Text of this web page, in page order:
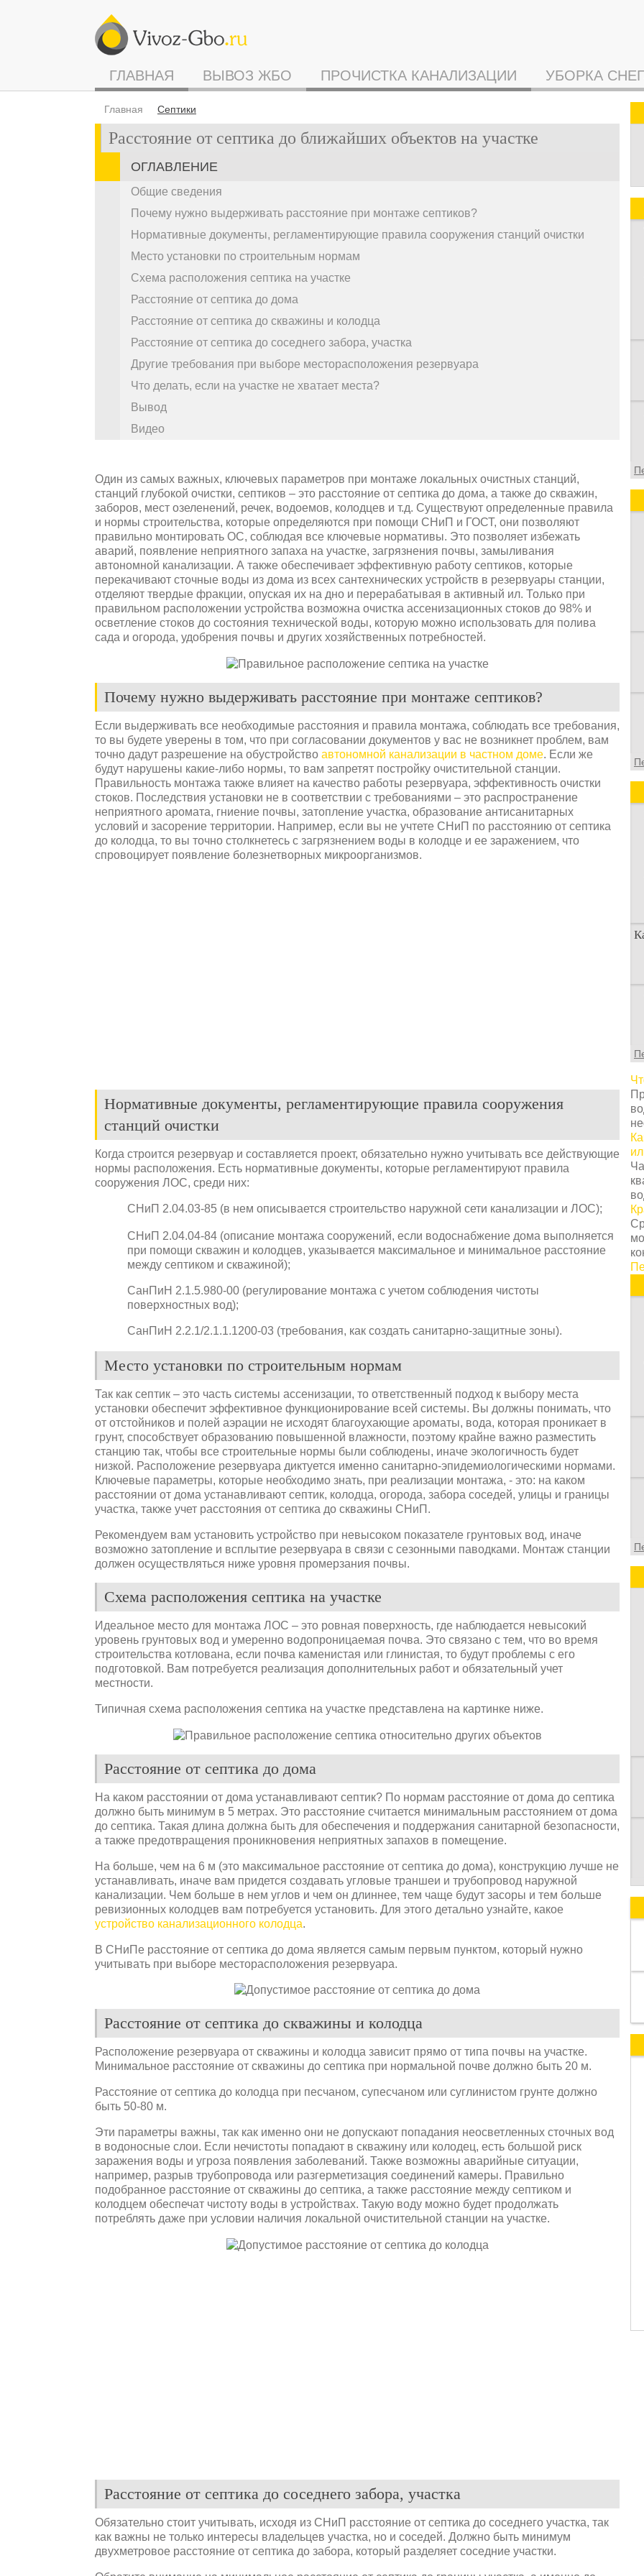
ГЛАВНАЯ ВЫВОЗ ЖБО ПРОЧИСТКА КАНАЛИЗАЦИИ УБОРКА
Главная Септики
Расстояние от септика до ближайших объектов на участке
ОГЛАВЛЕНИЕ
Общие сведения
Почему нужно выдерживать расстояние при монтаже септиков?
Нормативные документы, регламентирующие правила сооружения станций очистки
Место установки по строительным нормам
Схема расположения септика на участке
Расстояние от септика до дома
Расстояние от септика до скважины и колодца
Расстояние от септика до соседнего забора, участка
Другие требования при выборе месторасположения резервуара
Что делать, если на участке не хватает места?
Вывод
Видео
Один из самых важных, ключевых параметров при монтаже локальных очистных станций,
станций глубокой очистки, септиков – это расстояние от септика до дома, а также до скважин,
заборов, мест озеленений, речек, водоемов, колодцев и т.д. Существуют определенные правила
и нормы строительства, которые определяются при помощи СНиП и ГОСТ, они позволяют
правильно монтировать ОС, соблюдая все ключевые нормативы. Это позволяет избежать
аварий, появление неприятного запаха на участке, загрязнения почвы, замыливания
автономной канализации. А также обеспечивает эффективную работу септиков, которые
перекачивают сточные воды из дома из всех сантехнических устройств в резервуары станции,
отделяют твердые фракции, опуская их на дно и перерабатывая в активный ил. Только при
правильном расположении устройства возможна очистка ассенизационных стоков до 98% и
осветление стоков до состояния технической воды, которую можно использовать для полива
сада и огорода, удобрения почвы и других хозяйственных потребностей.
Почему нужно выдерживать расстояние при монтаже септиков?
Если выдерживать все необходимые расстояния и правила монтажа, соблюдать все требования,
то вы будете уверены в том, что при согласовании документов у вас не возникнет проблем, вам
точно дадут разрешение на обустройство автономной канализации в частном доме. Если же
будут нарушены какие-либо нормы, то вам запретят постройку очистительной станции.
Правильность монтажа также влияет на качество работы резервуара, эффективность очистки
стоков. Последствия установки не в соответствии с требованиями – это распространение
неприятного аромата, гниение почвы, затопление участка, образование антисанитарных
условий и засорение территории. Например, если вы не учтете СНиП по расстоянию от септика
до колодца, то вы точно столкнетесь с загрязнением воды в колодце и ее заражением, что
спровоцирует появление болезнетворных микроорганизмов.
Нормативные документы, регламентирующие правила сооружения
станций очистки
Когда строится резервуар и составляется проект, обязательно нужно учитывать все действующие
нормы расположения. Есть нормативные документы, которые регламентируют правила
сооружения ЛОС, среди них:
СНиП 2.04.03-85 (в нем описывается строительство наружной сети канализации и ЛОС);
СНиП 2.04.04-84 (описание монтажа сооружений, если водоснабжение дома выполняется
при помощи скважин и колодцев, указывается максимальное и минимальное расстояние
между септиком и скважиной);
СанПиН 2.1.5.980-00 (регулирование монтажа с учетом соблюдения чистоты
поверхностных вод);
СанПиН 2.2.1/2.1.1.1200-03 (требования, как создать санитарно-защитные зоны).
Место установки по строительным нормам
Так как септик – это часть системы ассенизации, то ответственный подход к выбору места
установки обеспечит эффективное функционирование всей системы. Вы должны понимать, что
от отстойников и полей аэрации не исходят благоухающие ароматы, вода, которая проникает в
грунт, способствует образованию повышенной влажности, поэтому крайне важно разместить
станцию так, чтобы все строительные нормы были соблюдены, иначе экологичность будет
низкой. Расположение резервуара диктуется именно санитарно-эпидемиологическими нормами.
Ключевые параметры, которые необходимо знать, при реализации монтажа, - это: на каком
расстоянии от дома устанавливают септик, колодца, огорода, забора соседей, улицы и границы
участка, также учет расстояния от септика до скважины СНиП.
Рекомендуем вам установить устройство при невысоком показателе грунтовых вод, иначе
возможно затопление и всплытие резервуара в связи с сезонными паводками. Монтаж станции
должен осуществляться ниже уровня промерзания почвы.
Схема расположения септика на участке
Идеальное место для монтажа ЛОС – это ровная поверхность, где наблюдается невысокий
уровень грунтовых вод и умеренно водопроницаемая почва. Это связано с тем, что во время
строительства котлована, если почва каменистая или глинистая, то будут проблемы с его
подготовкой. Вам потребуется реализация дополнительных работ и обязательный учет
местности.
Типичная схема расположения септика на участке представлена на картинке ниже.
Расстояние от септика до дома
На каком расстоянии от дома устанавливают септик? По нормам расстояние от дома до септика
должно быть минимум в 5 метрах. Это расстояние считается минимальным расстоянием от дома
до септика. Такая длина должна быть для обеспечения и поддержания санитарной безопасности,
а также предотвращения проникновения неприятных запахов в помещение.
На больше, чем на 6 м (это максимальное расстояние от септика до дома), конструкцию лучше не
устанавливать, иначе вам придется создавать угловые траншеи и трубопровод наружной
канализации. Чем больше в нем углов и чем он длиннее, тем чаще будут засоры и тем больше
ревизионных колодцев вам потребуется установить. Для этого детально узнайте, какое
устройство канализационного колодца.
В СНиПе расстояние от септика до дома является самым первым пунктом, который нужно
учитывать при выборе месторасположения резервуара.
Расстояние от септика до скважины и колодца
Расположение резервуара от скважины и колодца зависит прямо от типа почвы на участке.
Минимальное расстояние от скважины до септика при нормальной почве должно быть 20 м.
Расстояние от септика до колодца при песчаном, супесчаном или суглинистом грунте должно
быть 50-80 м.
Эти параметры важны, так как именно они не допускают попадания неосветленных сточных вод
в водоносные слои. Если нечистоты попадают в скважину или колодец, есть большой риск
заражения воды и угроза появления заболеваний. Также возможны аварийные ситуации,
например, разрыв трубопровода или разгерметизация соединений камеры. Правильно
подобранное расстояние от скважины до септика, а также расстояние между септиком и
колодцем обеспечат чистоту воды в устройствах. Такую воду можно будет продолжать
потреблять даже при условии наличия локальной очистительной станции на участке.
Расстояние от септика до соседнего забора, участка
Обязательно стоит учитывать, исходя из СНиП расстояние от септика до соседнего участка, так
как важны не только интересы владельцев участка, но и соседей. Должно быть минимум
двухметровое расстояние от септика до забора, который разделяет соседние участки.